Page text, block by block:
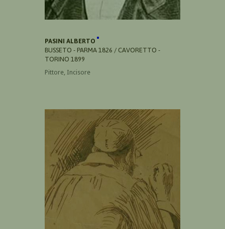
PASINI ALBERTO
BUSSETO - PARMA 1826 / CAVORETTO -
TORINO 1899
Pittore, Incisore